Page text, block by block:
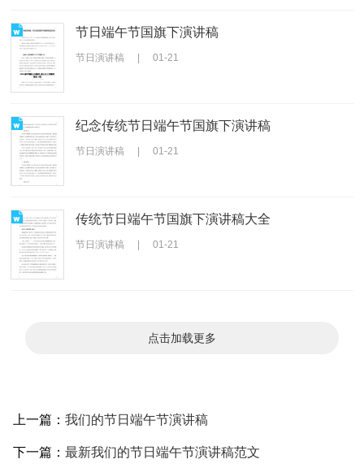
节日端午节国旗下演讲稿
节日演讲稿 | 01-21
纪念传统节日端午节国旗下演讲稿
节日演讲稿 | 01-21
传统节日端午节国旗下演讲稿大全
节日演讲稿 | 01-21
点击加载更多
上一篇： 我们的节日端午节演讲稿
下一篇： 最新我们的节日端午节演讲稿范文